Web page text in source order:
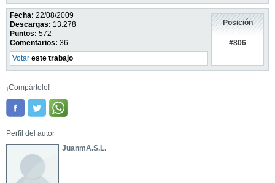
Fecha: 22/08/2009
Descargas: 13.278
Puntos: 572
Comentarios: 36
Votar este trabajo
Posición
#806
¡Compártelo!
Perfil del autor
JuanmA.S.L.